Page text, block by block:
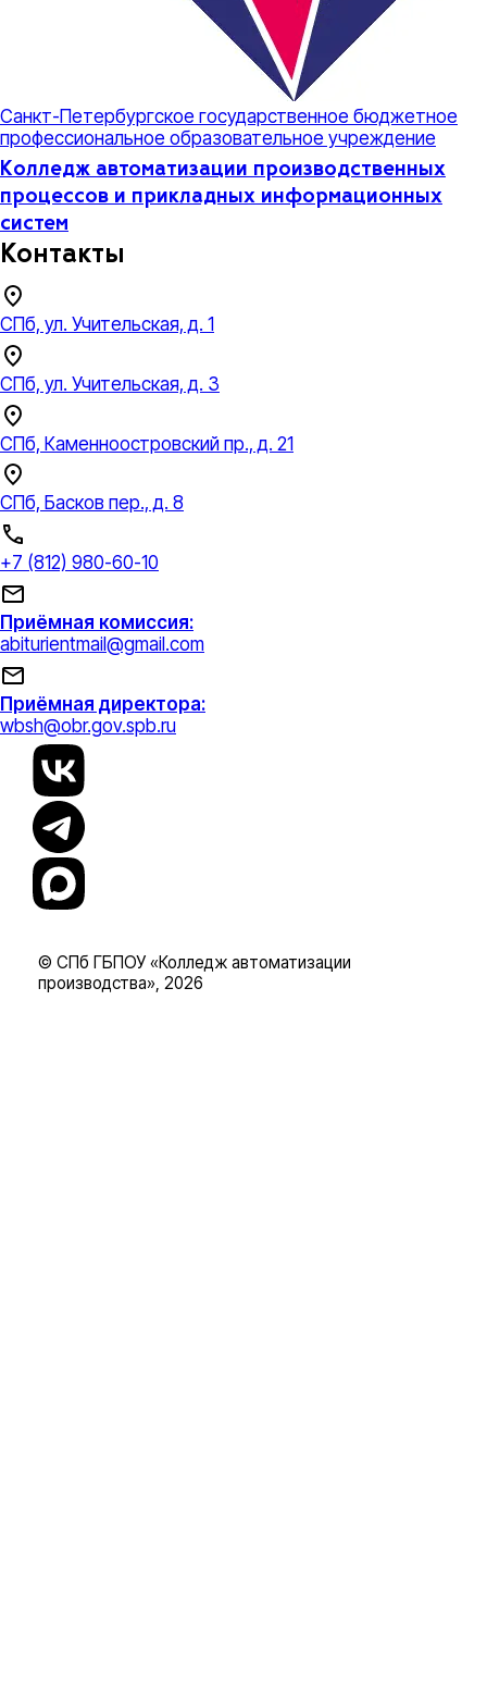
Санкт-Петербургское государственное бюджетное
профессиональное образовательное учреждение
Колледж автоматизации производственных
процессов и прикладных информационных
систем
Контакты
СПб, ул. Учительская, д. 1
СПб, ул. Учительская, д. 3
СПб, Каменноостровский пр., д. 21
СПб, Басков пер., д. 8
+7 (812) 980-60-10
Приёмная комиссия:
abiturientmail@gmail.com
Приёмная директора:
wbsh@obr.gov.spb.ru
© СПб ГБПОУ «Колледж автоматизации
производства», 2026